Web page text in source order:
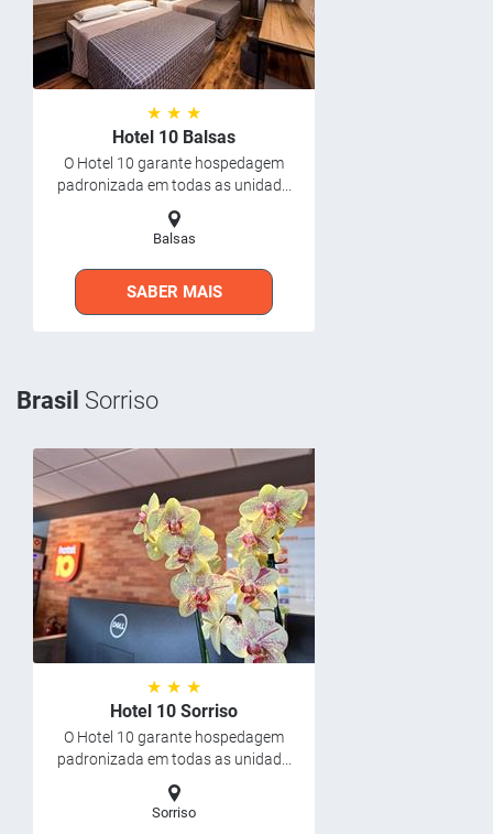
★ ★ ★
Hotel 10 Balsas
O Hotel 10 garante hospedagem
padronizada em todas as unidad...
Balsas
SABER MAIS
Brasil Sorriso
★ ★ ★
Hotel 10 Sorriso
O Hotel 10 garante hospedagem
padronizada em todas as unidad...
Sorriso